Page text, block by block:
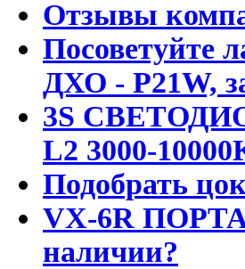
Отзывы
Посоветуйте
ДХО - P21W,
3S
L2 3000-
Подобрать
VX-6R
наличии?